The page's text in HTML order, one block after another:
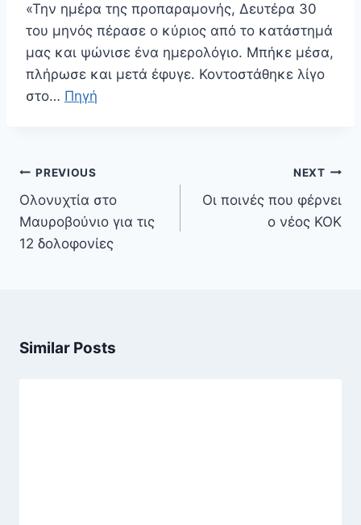
«Την ημέρα της προπαραμονής, Δευτέρα 30
του μηνός πέρασε ο κύριος από το κατάστημά
μας και ψώνισε ένα ημερολόγιο. Μπήκε μέσα,
πλήρωσε και μετά έφυγε. Κοντοστάθηκε λίγο
στο… Πηγή
Πλοήγηση
άρθρων
PREVIOUS
Ολονυχτία στο
Μαυροβούνιο για τις
12 δολοφονίες
NEXT
Οι ποινές που φέρνει
ο νέος ΚΟΚ
Similar Posts